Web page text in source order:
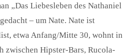
„Das Liebesleben des Nathaniel
– um Nate. Nate ist
etwa Anfang/Mitte 30, wohnt in
zwischen Hipster-Bars, Rucola-